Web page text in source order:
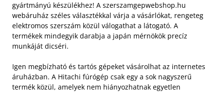
gyártmányú készülékhez! A szerszamgepwebshop.hu
webáruház széles választékkal várja a vásárlókat, rengeteg
elektromos szerszám közül válogathat a látogató. A
termékek mindegyik darabja a japán mérnökök precíz
munkáját dicséri.
Igen megbízható és tartós gépeket vásárolhat az internetes
áruházban. A Hitachi fúrógép csak egy a sok nagyszerű
termék közül, amelyek nem hiányozhatnak egyetlen